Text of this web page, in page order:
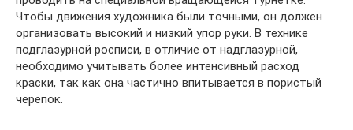
Чтобы движения художника были точными, он должен
организовать высокий и низкий упор руки. В технике
подглазурной росписи, в отличие от надглазурной,
необходимо учитывать более интенсивный расход
краски, так как она частично впитывается в пористый
черепок.